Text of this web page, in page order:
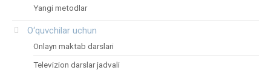
Yangi metodlar
O‘quvchilar uchun
Onlayn maktab darslari
Televizion darslar jadvali